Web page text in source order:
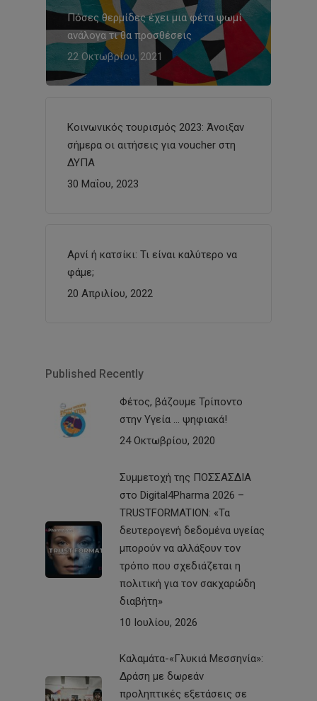
Πόσες θερμίδες έχει μια φέτα ψωμί
ανάλογα τι θα προσθέσεις
22 Οκτωβρίου, 2021
Κοινωνικός τουρισμός 2023: Άνοιξαν
σήμερα οι αιτήσεις για voucher στη
ΔΥΠΑ
30 Μαΐου, 2023
Αρνί ή κατσίκι: Τι είναι καλύτερο να
φάμε;
20 Απριλίου, 2022
Published Recently
Φέτος, βάζουμε Τρίποντο
στην Υγεία … ψηφιακά!
24 Οκτωβρίου, 2020
Συμμετοχή της ΠΟΣΣΑΣΔΙΑ
στο Digital4Pharma 2026 –
TRUSTFORMATION: «Τα
δευτερογενή δεδομένα υγείας
μπορούν να αλλάξουν τον
τρόπο που σχεδιάζεται η
πολιτική για τον σακχαρώδη
διαβήτη»
10 Ιουλίου, 2026
Καλαμάτα-«Γλυκιά Μεσσηνία»:
Δράση με δωρεάν
προληπτικές εξετάσεις σε